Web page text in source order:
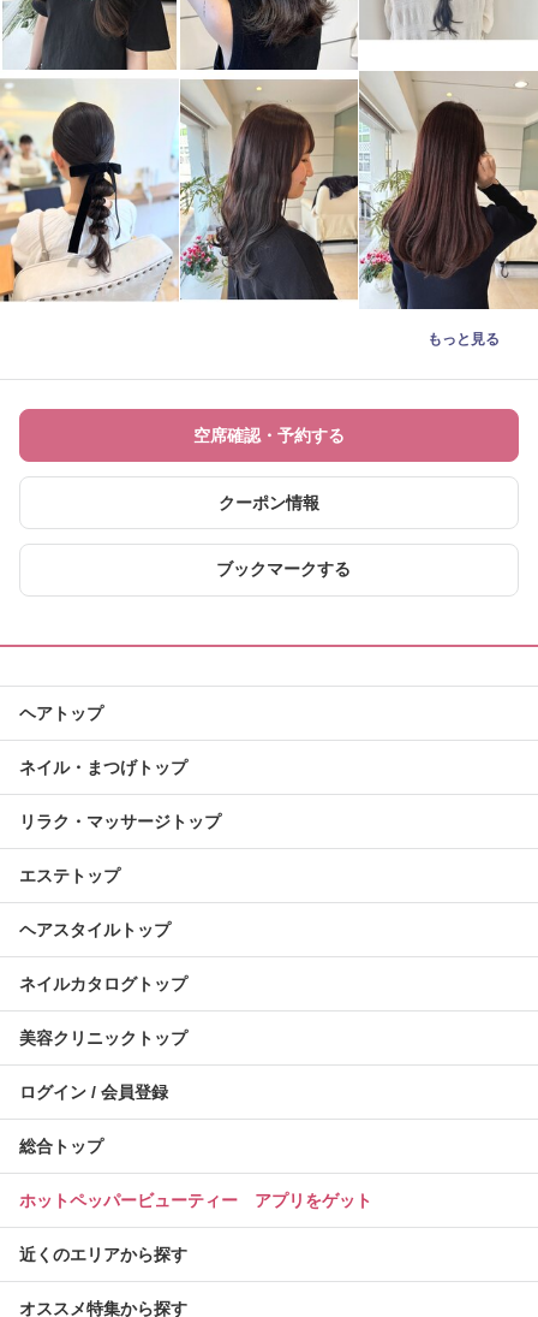
もっと見る
空席確認・予約する
クーポン情報
ブックマークする
ヘアトップ
ネイル・まつげトップ
リラク・マッサージトップ
エステトップ
ヘアスタイルトップ
ネイルカタログトップ
美容クリニックトップ
ログイン / 会員登録
総合トップ
ホットペッパービューティー アプリをゲット
近くのエリアから探す
オススメ特集から探す